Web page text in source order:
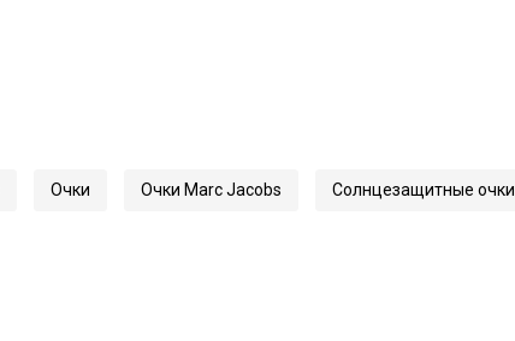
830/F/S
Очки Очки Marc Jacobs Солнцезащитные очки